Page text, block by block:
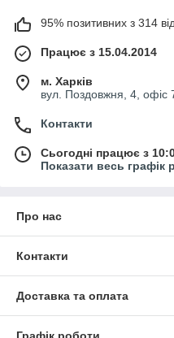
95% позитивних з 314
Працює з 15.04.2014
м. Харків
вул. Поздовжня, 4, офіс
Контакти
Сьогодні працює з
Показати весь графік
Про нас
Контакти
Доставка та оплата